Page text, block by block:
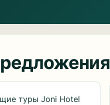
туры Joni Hotel